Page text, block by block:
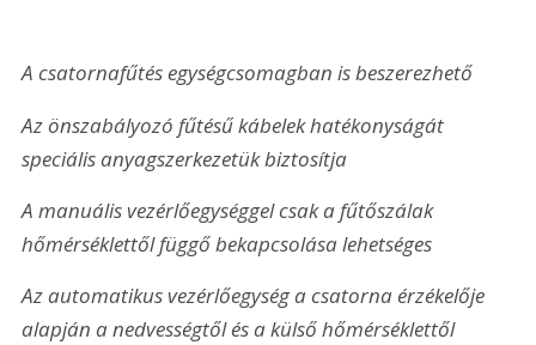
A csatornafűtés egységcsomagban is beszerezhető
Az önszabályozó fűtésű kábelek hatékonyságát
speciális anyagszerkezetük biztosítja
A manuális vezérlőegységgel csak a fűtőszálak
hőmérséklettől függő bekapcsolása lehetséges
Az automatikus vezérlőegység a csatorna érzékelője
alapján a nedvességtől és a külső hőmérséklettől